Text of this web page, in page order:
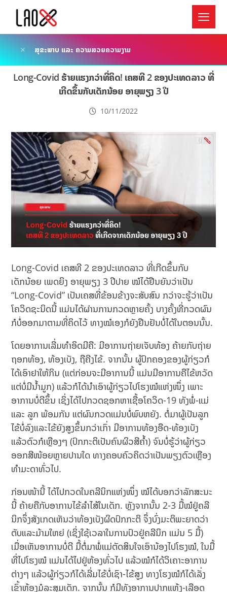
ສຸຂະພາບ ແລະ ຄວາມສວຍຄວາມງາມ
Long-Covid ຮ້າຍແຮງກວ່າທີ່ຄິດ! ເຄສທີ 2 ຂອງປະເທດລາວ ທີ່
ເກີດຂຶ້ນກັບເດັກນ້ອຍ ອາຍຸພຽງ 3 ປີ
10/11/2022
Long-Covid ເຄສທີ 2 ຂອງປະເທດລາວ ທີ່ເກີດຂຶ້ນກັບ
ເດັກນ້ອຍ ເພດຍິງ ອາຍຸພຽງ 3 ປີປາຍ ໝໍໄດ້ຢືນຍັນວ່າເປັນ
“Long-Covid” ເປັນເຄສທີ່ຂ້ອນຂ້າງຈະສັບສົນ ກວ່າຈະຮູ້ວ່າເປັນ
ໂຄວິດຊະນິດນີ້ ແມ່ນໄດ້ຜ່ານການກວດຫຼາຍຄັ້ງ ບາງຄັ້ງທີ່ກວດຜົນ
ກໍບໍ່ອອກມາຕາມທີ່ຄິດໄວ້ ທາງໝໍເອງກໍຍັງຢືນຢັນບໍ່ໄດ້ໃນຕອນນັ້ນ.
ໂດຍອາການເລີ່ມທຳອິດມີຄື: ມີອາການຖ່າຍເຈັບທ້ອງ ຄ້າຍກັບຖ່າຍ
ຖອກທ້ອງ, ທ້ອງເບັງ, ຖືຄີງໄຂ້. ຈາກນັ້ນ ຜູ້ປົກຄອງຂອງຜູ້ກ່ຽວກໍ
ໄດ້ເອົາຢາໃຫ້ກິນ (ແຕ່ກ່ອນຈະມີອາການນີ້ ແມ່ນມີອາການຄືໄຂ້ຫວັດ
ແຕ່ບໍ່ມີນ້ຳມູກ) ແລ້ວກໍໄດ້ນຳເອົາຜູ້ກ່ຽວໄປໂຮງໝໍແຫ່ງໜຶ່ງ ເພາະ
ອາການບໍ່ດີຂຶ້ນ ເຊິ່ງໄດ້ໄປກວດຊອກຫາເຊື້ອໂຄວິດ-19 ທັງພໍ່-ແມ່
ແລະ ລູກ ພ້ອມກັນ ແຕ່ຜົນກວດແມ່ນບໍ່ພົບຫຍັງ. ຕໍ່ມາຜູ້ເປັນລູກ
ໄຂ້ບໍ່ລົງແລະໄຂ້ຍັງສູງຂຶ້ນກວ່າເກົ່າ ມີອາການທ້ອງອືດ-ທ້ອງເບັງ
ແລ້ວຕົວກໍເຫຼືອງໆ (ປົກກະຕິເປັນຄົນຜິວສີຄ້ຳ) ຈົນບໍ່ຮູ້ວ່າຜູ້ກ່ຽວ
ອອກສີໜ້ອຍຫຼາຍປານໃດ ທາງຄອບຄົວຄິດວ່າເປັນພຽງຕົວເຫຼືອງ
ທຳມະດາທົ່ວໄປ.
ກ່ອນໜ້ານີ້ ໄດ້ໄປກວດໃນຄລີນິກແຫ່ງໜຶ່ງ ໝໍໄດ້ບອກວ່າລັກສະນະ
ນີ້ ຄ້າຍຄືກັບອາການໄຂ້ລຳໄສ້ໃນເດັກ. ຫຼັງຈາກນັ້ນ 2-3 ມື້ໝໍຢູ່ຄລີ
ນິກຈຶ່ງສັງເກດເຫັນວ່າທ້ອງເບັງຜິດປົກກະຕິ ຈຶ່ງບົ່ງມະຕິພະຍາດວ່າ
ຕັບແລະມ້າມໃຫຍ່ (ເຊິ່ງໃຊ້ເວລາໃນການປົວຢູ່ຄລີນິກ ແມ່ນ 5 ມື້)
ເມື່ອເຫັນອາການບໍ່ດີ ມື້ຕໍ່ມາພໍ່ແມ່ຕັດສິນໃຈເອົານ້ອງໄປໂຮງໝໍ, ໃນມື້
ທີ່ໄປໂຮງໝໍ ແມ່ນໄດ້ໄປຢູ່ຫ້ອງທົ່ວໄປ ແລ້ວໝໍກໍໄດ້ວິເຄາະອາການ
ຕ່າງໆ ແລ້ວຜູ້ກ່ຽວກໍໄດ້ເລີ່ມໄຂ້ບໍ່ເຊົາ-ໄຂ້ສູງ ທາງໂຮງໝໍກໍໄດ້ເລັ່ງ
ເຂົ້າຫ້ອງມໍລະສຸມເດັກ. ຈາກນັ້ນ ກໍມີທັງອາການປາກແຫ້ງ-ເລືອດ